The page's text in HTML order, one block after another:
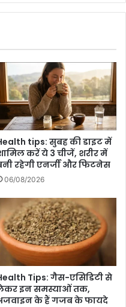
tips: सुबह की डाइट में
करें ये 3 चीजें, शरीर में
रहेगी एनर्जी और फिटनेस
06/08/2026
Tips: गैस-एसिडिटी से
इन समस्याओं तक,
के हैं गजब के फायदे